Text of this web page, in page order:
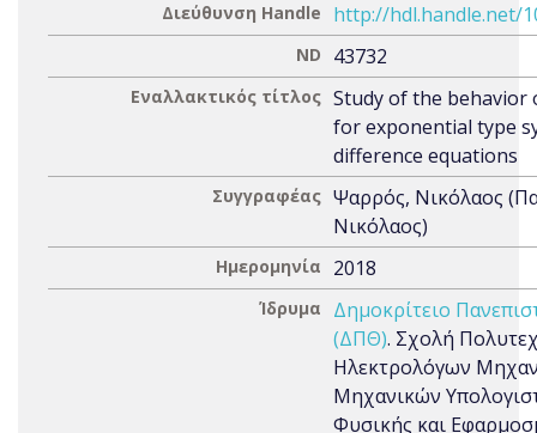
Διεύθυνση Handle http://hdl.handle.net/
ND 43732
Εναλλακτικός τίτλος Study of the
for exponential type
difference equations
Συγγραφέας Ψαρρός, Νικόλαος
Νικόλαος)
Ημερομηνία 2018
Ίδρυμα
Δημοκρίτειο
(ΔΠΘ). Σχολή
Ηλεκτρολόγων
Μηχανικών
Φυσικής και